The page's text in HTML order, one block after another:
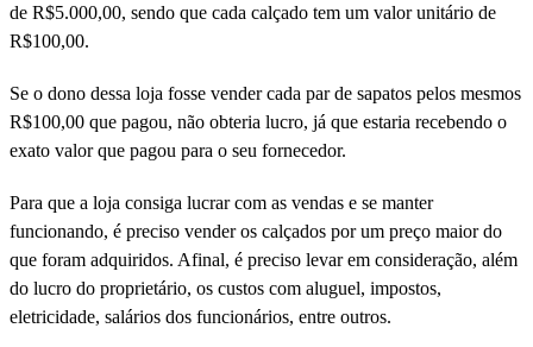
de R$5.000,00, sendo que cada calçado tem um valor unitário de
R$100,00.
Se o dono dessa loja fosse vender cada par de sapatos pelos mesmos
R$100,00 que pagou, não obteria lucro, já que estaria recebendo o
exato valor que pagou para o seu fornecedor.
Para que a loja consiga lucrar com as vendas e se manter
funcionando, é preciso vender os calçados por um preço maior do
que foram adquiridos. Afinal, é preciso levar em consideração, além
do lucro do proprietário, os custos com aluguel, impostos,
eletricidade, salários dos funcionários, entre outros.